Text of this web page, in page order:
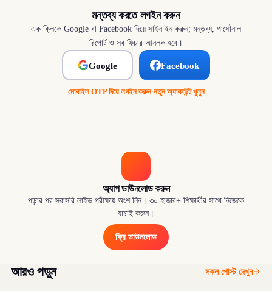
মন্তব্য করতে লগইন করুন
এক ক্লিকে Google বা Facebook দিয়ে সাইন ইন করুন; মন্তব্য, পার্সোনাল
রিপোর্ট ও সব ফিচার আনলক হবে।
Google Facebook
মোবাইল OTP দিয়ে লগইন করুন·নতুন অ্যাকাউন্ট খুলুন
অ্যাপ ডাউনলোড করুন
পড়ার পর সরাসরি লাইভ পরীক্ষায় অংশ নিন। ৩০ হাজার+ শিক্ষার্থীর সাথে নিজেকে
যাচাই করুন।
ফ্রি ডাউনলোড
আরও পড়ুন সকল পোস্ট দেখুন